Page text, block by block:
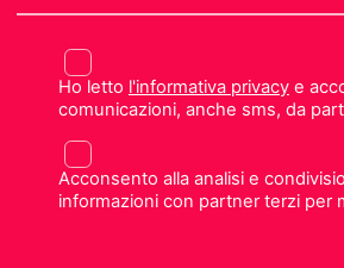
Ho letto l'informativa privacye
comunicazioni, anche sms, da
Acconsento alla analisi e
informazioni con partner terzi per